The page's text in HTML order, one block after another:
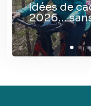
Idées de
2026…